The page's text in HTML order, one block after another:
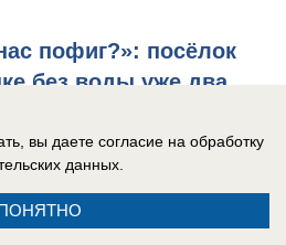
пофиг?»: посёлок
без воды уже два
страдает от отсутствия
вы даете согласие на обработку
данных.